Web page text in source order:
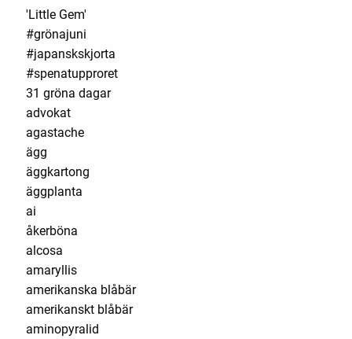
'Little Gem'
#grönajuni
#japanskskjorta
#spenatupproret
31 gröna dagar
advokat
agastache
ägg
äggkartong
äggplanta
ai
åkerböna
alcosa
amaryllis
amerikanska blåbär
amerikanskt blåbär
aminopyralid